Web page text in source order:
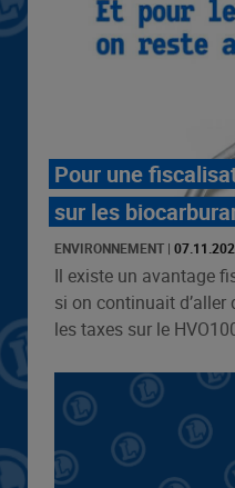
Pour une
sur les
ENVIRONNEMENT |
Il existe un avantage
si on continuait
les taxes sur le